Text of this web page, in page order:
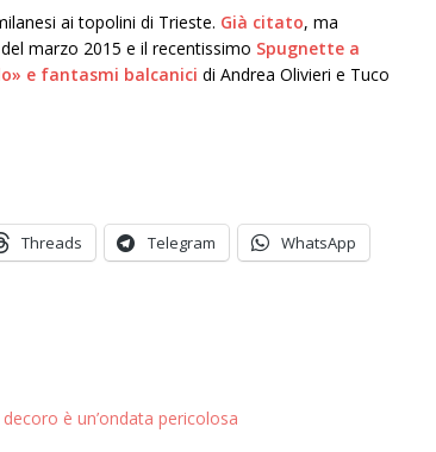
ai topolini di Trieste. Già citato, ma
marzo 2015 e il recentissimo Spugnette a
e fantasmi balcanici di Andrea Olivieri e Tuco
Threads Telegram WhatsApp
decoro è un’ondata pericolosa